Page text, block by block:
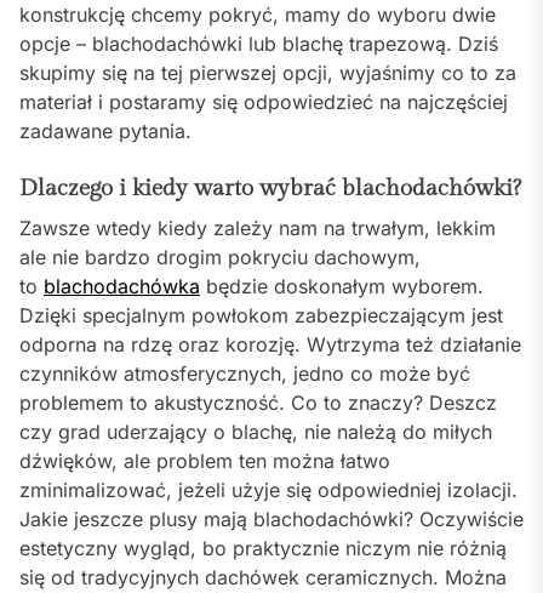
konstrukcję chcemy pokryć, mamy do wyboru dwie
opcje – blachodachówki lub blachę trapezową. Dziś
skupimy się na tej pierwszej opcji, wyjaśnimy co to za
materiał i postaramy się odpowiedzieć na najczęściej
zadawane pytania.
Dlaczego i kiedy warto wybrać blachodachówki?
Zawsze wtedy kiedy zależy nam na trwałym, lekkim
ale nie bardzo drogim pokryciu dachowym,
to blachodachówka będzie doskonałym wyborem.
Dzięki specjalnym powłokom zabezpieczającym jest
odporna na rdzę oraz korozję. Wytrzyma też działanie
czynników atmosferycznych, jedno co może być
problemem to akustyczność. Co to znaczy? Deszcz
czy grad uderzający o blachę, nie należą do miłych
dźwięków, ale problem ten można łatwo
zminimalizować, jeżeli użyje się odpowiedniej izolacji.
Jakie jeszcze plusy mają blachodachówki? Oczywiście
estetyczny wygląd, bo praktycznie niczym nie różnią
się od tradycyjnych dachówek ceramicznych. Można